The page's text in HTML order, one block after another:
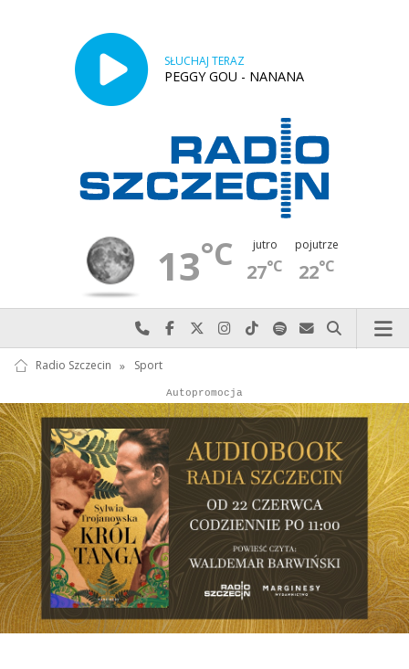
SŁUCHAJ TERAZ
PEGGY GOU - NANANA
13°C jutro
27°C
pojutrze
22°C
Najlepiej po prostu do nas zadzwoń
Odwiedź nas na Facebook-u
Odwiedź nas na X
Odwiedź nas na Instagram-ie
Odwiedź nas na TikTok-u
Szukaj nas na Spotify
Wyślij do nas
Szukaj
Radio Szczecin » Sport
Reklama
Autopromocja